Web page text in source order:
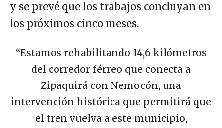
y se prevé que los trabajos concluyan en
los próximos cinco meses.
“Estamos rehabilitando 14,6 kilómetros
del corredor férreo que conecta a
Zipaquirá con Nemocón, una
intervención histórica que permitirá que
el tren vuelva a este municipio,